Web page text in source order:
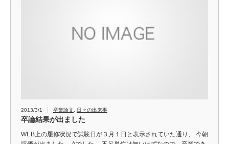
2013/3/1 卒業論文 日々の出来事
卒論結果が出ました
WEB上の履修状況で試験日が３月１日と表示されていた通り、 今朝